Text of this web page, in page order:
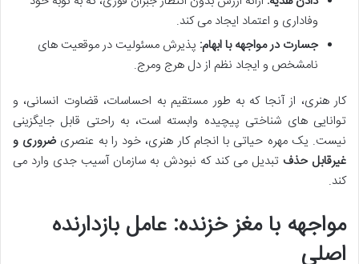
وفاداری و اعتماد ایجاد می کند.
جسارت در مواجهه با ابهام: پذیرش مسئولیت در موقعیت های
نامشخص و ایجاد نظم از دل هرج ومرج.
کار هنری، از آنجا که به طور مستقیم به احساسات، قضاوت انسانی، و
توانایی های شناختی پیچیده وابسته است، به راحتی قابل جایگزینی
نیست. یک مهره حیاتی با انجام کار هنری، خود را به عنصری ضروری و
غیرقابل حذف تبدیل می کند که نبودش به سازمان آسیب جدی وارد می
کند.
مواجهه با مغز خزنده: عامل بازدارنده
اصلی